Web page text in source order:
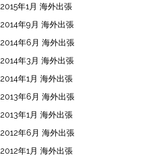
2015年1月 海外出張
2014年9月 海外出張
2014年6月 海外出張
2014年3月 海外出張
2014年1月 海外出張
2013年6月 海外出張
2013年1月 海外出張
2012年6月 海外出張
2012年1月 海外出張